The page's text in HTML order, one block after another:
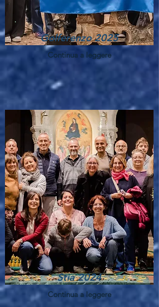
Golferenzo 2025
Continua a leggere
Stia 2024
Continua a leggere